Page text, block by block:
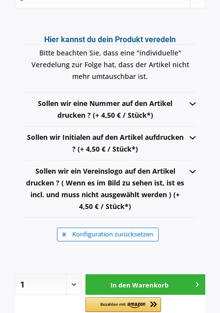
Hier kannst du dein Produkt veredeln
Bitte beachten Sie, dass eine "individuelle"
Veredelung zur Folge hat, dass der Artikel nicht
mehr umtauschbar ist.
Sollen wir eine Nummer auf den Artikel
drucken ? (+ 4,50 € / Stück*)
Sollen wir Initialen auf den Artikel aufdrucken
? (+ 4,50 € / Stück*)
Sollen wir ein Vereinslogo auf den Artikel
drucken ? ( Wenn es im Bild zu sehen ist, ist es
incl. und muss nicht ausgewählt werden ) (+
4,50 € / Stück*)
Konfiguration zurücksetzen
In den Warenkorb